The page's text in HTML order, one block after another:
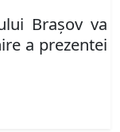
Braşov va
a prezentei